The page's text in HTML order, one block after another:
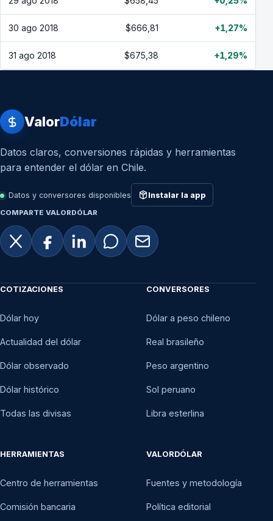
30 ago 2018 $666,81 +1,27%
31 ago 2018 $675,38 +1,29%
ValorDólar
Datos claros, conversiones rápidas y herramientas
para entender el dólar en Chile.
Datos y conversores disponibles Instalar la app
COMPARTE VALORDÓLAR
COTIZACIONES
Dólar hoy
Actualidad del dólar
Dólar observado
Dólar histórico
Todas las divisas
CONVERSORES
Dólar a peso chileno
Real brasileño
Peso argentino
Sol peruano
Libra esterlina
HERRAMIENTAS
Centro de herramientas
Comisión bancaria
VALORDÓLAR
Fuentes y metodología
Política editorial